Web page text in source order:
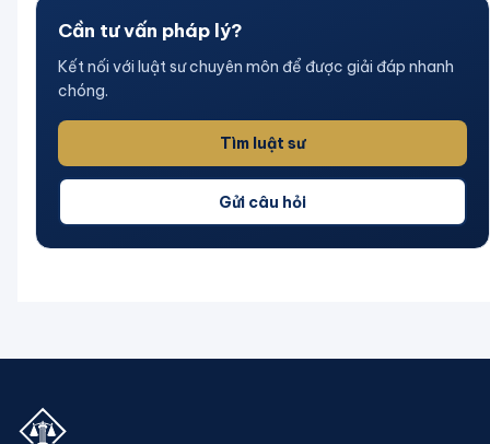
Cần tư vấn pháp lý?
Kết nối với luật sư chuyên môn để được giải đáp nhanh
chóng.
Tìm luật sư
Gửi câu hỏi